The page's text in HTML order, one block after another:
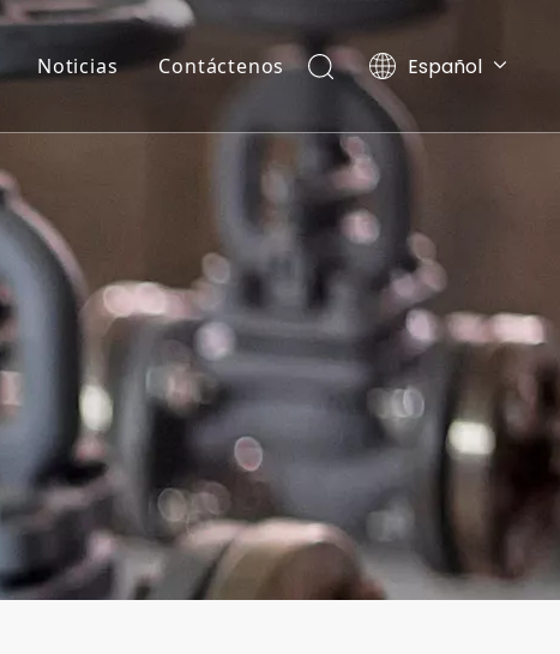
Noticias Contáctenos Español
Ελληνικά
Português
English